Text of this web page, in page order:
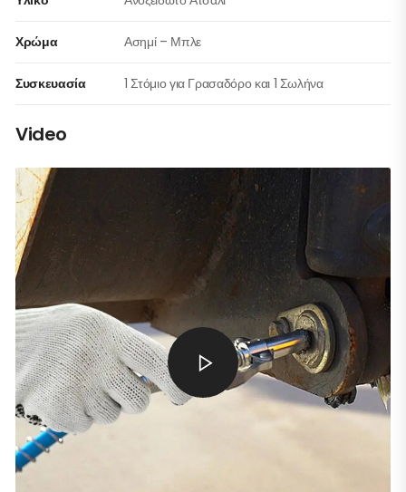
Χρώμα Ασημί – Μπλε
Συσκευασία 1 Στόμιο για Γρασαδόρο και 1 Σωλήνα
Video